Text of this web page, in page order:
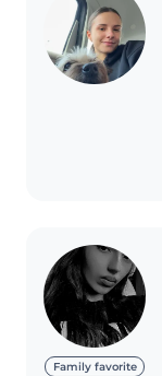
Family favorite